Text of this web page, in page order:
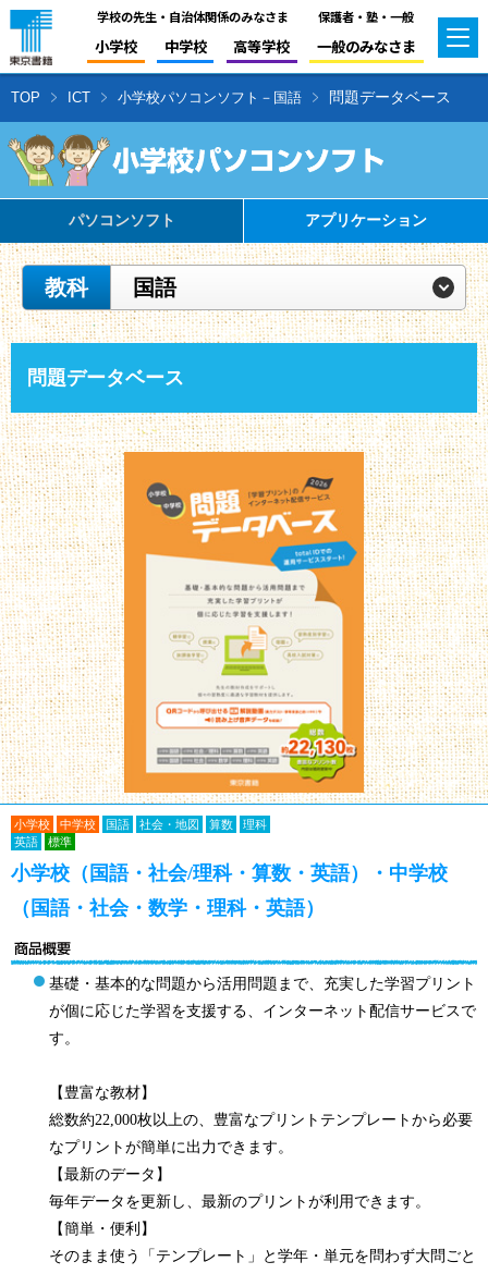
学校の先生・自治体関係のみなさま
小学校 中学校 高等学校
保護者・塾・一般
一般のみなさま
TOP ICT 小学校パソコンソフト－国語 問題データベース
パソコンソフト アプリケーション
教科 国語
問題データベース
小学校 中学校 国語 社会・地図 算数
理科
英語
標準
小学校（国語・社会/理科・算数・英語）・中学校
（国語・社会・数学・理科・英語）
基礎・基本的な問題から活用問題まで、充実した学習プリント
が個に応じた学習を支援する、インターネット配信サービスで
す。
【豊富な教材】
総数約22,000枚以上の、豊富なプリントテンプレートから必要
なプリントが簡単に出力できます。
【最新のデータ】
毎年データを更新し、最新のプリントが利用できます。
【簡単・便利】
そのまま使う「テンプレート」と学年・単元を問わず大問ごと